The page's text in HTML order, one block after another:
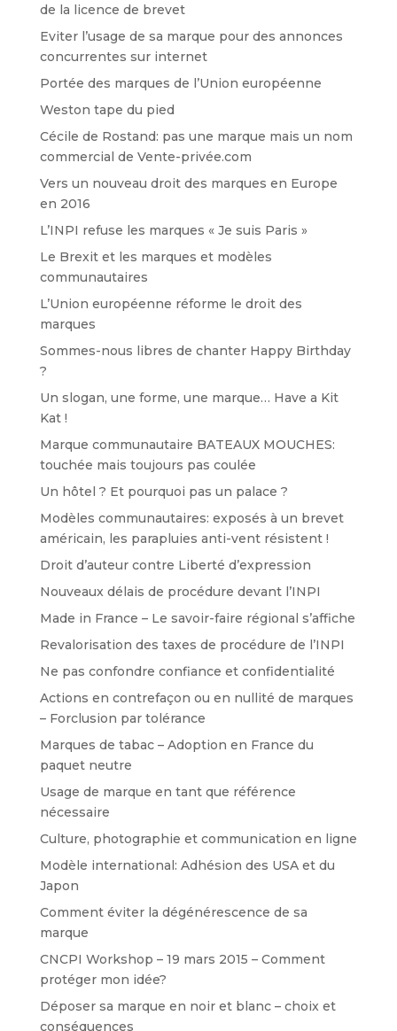
de la licence de brevet
Eviter l’usage de sa marque pour des annonces
concurrentes sur internet
Portée des marques de l’Union européenne
Weston tape du pied
Cécile de Rostand: pas une marque mais un nom
commercial de Vente-privée.com
Vers un nouveau droit des marques en Europe
en 2016
L’INPI refuse les marques « Je suis Paris »
Le Brexit et les marques et modèles
communautaires
L’Union européenne réforme le droit des
marques
Sommes-nous libres de chanter Happy Birthday
?
Un slogan, une forme, une marque… Have a Kit
Kat !
Marque communautaire BATEAUX MOUCHES:
touchée mais toujours pas coulée
Un hôtel ? Et pourquoi pas un palace ?
Modèles communautaires: exposés à un brevet
américain, les parapluies anti-vent résistent !
Droit d’auteur contre Liberté d’expression
Nouveaux délais de procédure devant l’INPI
Made in France – Le savoir-faire régional s’affiche
Revalorisation des taxes de procédure de l’INPI
Ne pas confondre confiance et confidentialité
Actions en contrefaçon ou en nullité de marques
– Forclusion par tolérance
Marques de tabac – Adoption en France du
paquet neutre
Usage de marque en tant que référence
nécessaire
Culture, photographie et communication en ligne
Modèle international: Adhésion des USA et du
Japon
Comment éviter la dégénérescence de sa
marque
CNCPI Workshop – 19 mars 2015 – Comment
protéger mon idée?
Déposer sa marque en noir et blanc – choix et
conséquences